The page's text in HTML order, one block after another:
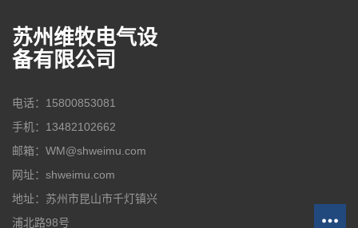
苏州维牧电气设
备有限公司
电话：15800853081
手机：13482102662
邮箱：WM@shweimu.com
网址：shweimu.com
地址：苏州市昆山市千灯镇兴
浦北路98号